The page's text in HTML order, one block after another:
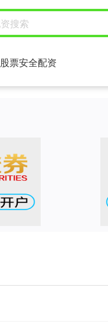
股票安全配资